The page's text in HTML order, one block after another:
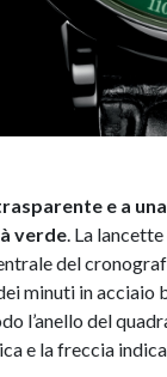
e a
verde . La
del
minuti in acciaio
l’anello del
e la freccia